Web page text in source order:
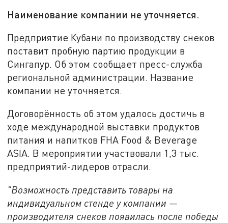
Наименование компании не уточняется.
Предприятие Кубани по производству снеков
поставит пробную партию продукции в
Сингапур. Об этом сообщает пресс-служба
региональной администрации. Название
компании не уточняется.
Договорённость об этом удалось достичь в
ходе международной выставки продуктов
питания и напитков FHA Food & Beverage
ASIA. В мероприятии участвовали 1,3 тыс.
предприятий-лидеров отрасли.
"Возможность представить товары на
индивидуальном стенде у компании —
производителя снеков появилась после победы